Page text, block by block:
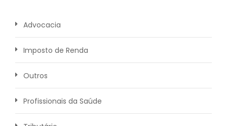
Advocacia
Imposto de Renda
Outros
Profissionais da Saúde